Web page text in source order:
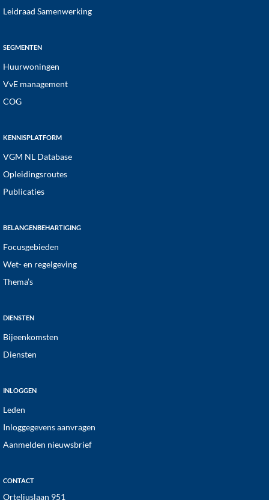
Leidraad Samenwerking
SEGMENTEN
Huurwoningen
VvE management
COG
KENNISPLATFORM
VGM NL Database
Opleidingsroutes
Publicaties
BELANGENBEHARTIGING
Focusgebieden
Wet- en regelgeving
Thema’s
DIENSTEN
Bijeenkomsten
Diensten
INLOGGEN
Leden
Inloggegevens aanvragen
Aanmelden nieuwsbrief
CONTACT
Orteliuslaan 951